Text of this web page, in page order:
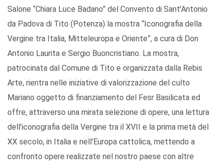
Salone “Chiara Luce Badano” del Convento di Sant’Antonio
da Padova di Tito (Potenza) la mostra “Iconografia della
Vergine tra Italia, Mitteleuropa e Oriente”, a cura di Don
Antonio Laurita e Sergio Buoncristiano. La mostra,
patrocinata dal Comune di Tito e organizzata dalla Rebis
Arte, rientra nelle iniziative di valorizzazione del culto
Mariano oggetto di finanziamento del Fesr Basilicata ed
offre, attraverso una mirata selezione di opere, una lettura
dell’iconografia della Vergine tra il XVII e la prima metà del
XX secolo, in Italia e nell’Europa cattolica, mettendo a
confronto opere realizzate nel nostro paese con altre